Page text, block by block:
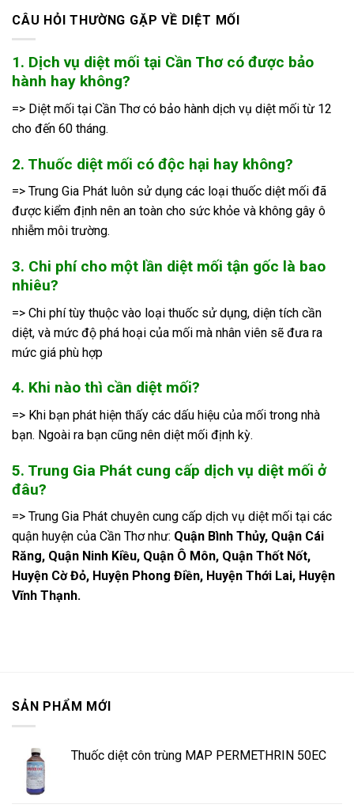
CÂU HỎI THƯỜNG GẶP VỀ DIỆT MỐI
1. Dịch vụ diệt mối tại Cần Thơ có được bảo
hành hay không?
=> Diệt mối tại Cần Thơ có bảo hành dịch vụ diệt mối từ 12
cho đến 60 tháng.
2. Thuốc diệt mối có độc hại hay không?
=> Trung Gia Phát luôn sử dụng các loại thuốc diệt mối đã
được kiểm định nên an toàn cho sức khỏe và không gây ô
nhiễm môi trường.
3. Chi phí cho một lần diệt mối tận gốc là bao
nhiêu?
=> Chi phí tùy thuộc vào loại thuốc sử dụng, diện tích cần
diệt, và mức độ phá hoại của mối mà nhân viên sẽ đưa ra
mức giá phù hợp
4. Khi nào thì cần diệt mối?
=> Khi bạn phát hiện thấy các dấu hiệu của mối trong nhà
bạn. Ngoài ra bạn cũng nên diệt mối định kỳ.
5. Trung Gia Phát cung cấp dịch vụ diệt mối ở
đâu?
=> Trung Gia Phát chuyên cung cấp dịch vụ diệt mối tại các
quận huyện của Cần Thơ như: Quận Bình Thủy, Quận Cái
Răng, Quận Ninh Kiều, Quận Ô Môn, Quận Thốt Nốt,
Huyện Cờ Đỏ, Huyện Phong Điền, Huyện Thới Lai, Huyện
Vĩnh Thạnh.
SẢN PHẨM MỚI
Thuốc diệt côn trùng MAP PERMETHRIN 50EC